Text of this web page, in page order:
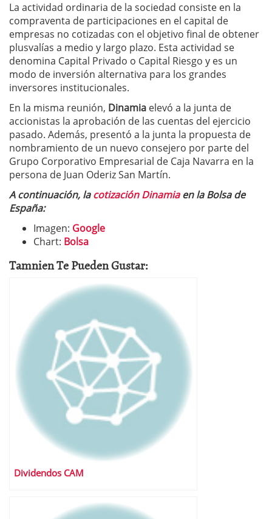
La actividad ordinaria de la sociedad consiste en la
compraventa de participaciones en el capital de
empresas no cotizadas con el objetivo final de obtener
plusvalías a medio y largo plazo. Esta actividad se
denomina Capital Privado o Capital Riesgo y es un
modo de inversión alternativa para los grandes
inversores institucionales.
En la misma reunión, Dinamia elevó a la junta de
accionistas la aprobación de las cuentas del ejercicio
pasado. Además, presentó a la junta la propuesta de
nombramiento de un nuevo consejero por parte del
Grupo Corporativo Empresarial de Caja Navarra en la
persona de Juan Oderiz San Martín.
A continuación, lacotización Dinamiaen la Bolsa de
España:
Imagen: Google
Chart: Bolsa
Tamnien Te Pueden Gustar:
Dividendos CAM